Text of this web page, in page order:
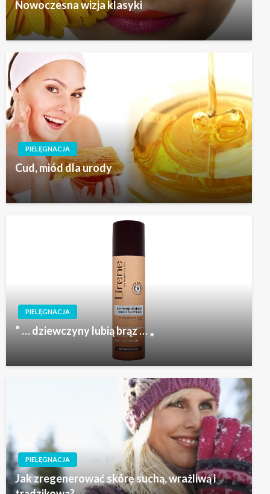
Nowoczesna wizja klasyki
PIELĘGNACJA
Cud, miód dla urody
PIELĘGNACJA
” … dziewczyny lubią brąz … „
PIELĘGNACJA
Jak zregenerować skórę suchą, wrażliwą i